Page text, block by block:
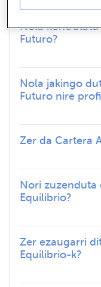
Nola kontratatu
Futuro?
Nola jakingo
Futuro nire
Zer da Cartera
Nori zuzenduta
Equilibrio?
Zer ezaugarri
Equilibrio-k?